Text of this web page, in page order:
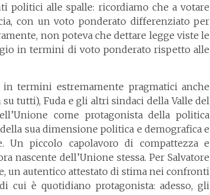
politici alle spalle: ricordiamo che a votare
con un voto ponderato differenziato per
non poteva che dettare legge viste le
in termini di voto ponderato rispetto alle
termini estremamente pragmatici anche
tutti), Fuda e gli altri sindaci della Valle del
come protagonista della politica
sua dimensione politica e demografica e
piccolo capolavoro di compattezza e
nascente dell’Unione stessa. Per Salvatore
un autentico attestato di stima nei confronti
cui è quotidiano protagonista: adesso, gli